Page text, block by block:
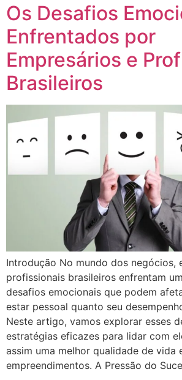
Os Desafios
Enfrentados por
Empresários e
Brasileiros
Introdução No mundo dos negócios,
profissionais brasileiros enfrentam
desafios emocionais que podem
estar pessoal quanto seu
Neste artigo, vamos explorar esses
estratégias eficazes para lidar com
assim uma melhor qualidade de vida
empreendimentos. A Pressão do